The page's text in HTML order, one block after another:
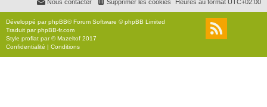
c
r
Heures au format UTC+02:00
Supprimer les cookies
Nous contacter
Développé parphpBB® Forum Software © phpBB Limited
Traduit parphpBB-fr.com
Style proflat par ©Mazeltof 2017
Confidentialité | Conditions